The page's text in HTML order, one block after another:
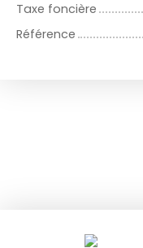
Taxe foncière
Référence